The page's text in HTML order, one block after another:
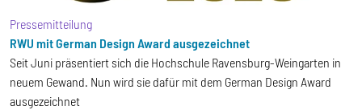
Pressemitteilung
RWU mit German Design Award ausgezeichnet
Seit Juni präsentiert sich die Hochschule Ravensburg-Weingarten in
neuem Gewand. Nun wird sie dafür mit dem German Design Award
ausgezeichnet